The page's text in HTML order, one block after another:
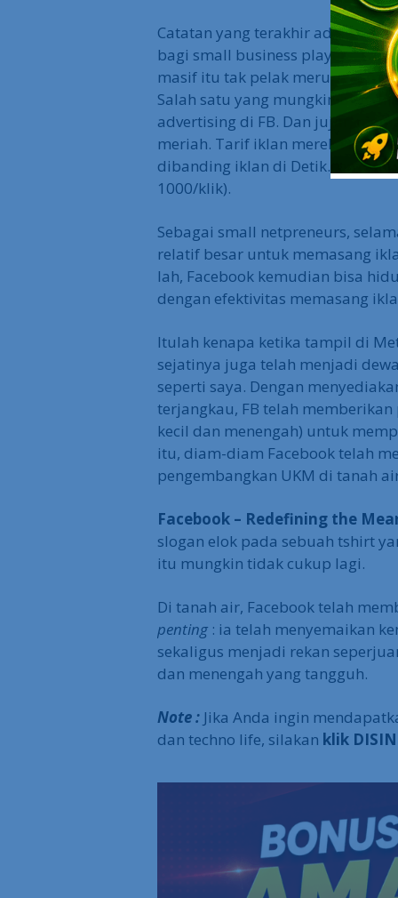
Catatan yang terakhir adalah
bagi small business players.
masif itu tak pelak merupakan
Salah satu yang mungkin bisa
advertising di FB. Dan jujur,
meriah. Tarif iklan mereka
dibanding iklan di Detik.com
1000/klik).
Sebagai small netpreneurs,
relatif besar untuk memasang
lah, Facebook kemudian bisa
dengan efektivitas memasang
Itulah kenapa ketika tampil di
sejatinya juga telah menjadi
seperti saya. Dengan
terjangkau, FB telah
kecil dan menengah) untuk
itu, diam-diam Facebook telah
pengembangkan UKM di tanah
Facebook – Redefining the
slogan elok pada sebuah tshirt
itu mungkin tidak cukup lagi.
Di tanah air, Facebook telah
penting: ia telah menyemaikan
sekaligus menjadi rekan
dan menengah yang tangguh.
Note : Jika Anda ingin
dan techno life, silakan klik